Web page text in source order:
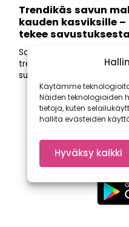
Käytämme
Näiden teknologioiden
tietoja, kuten
hallita evästeiden
Hyväksy kaikki
Trendikäs savun
kauden kasviksille –
tekee
Savu on ollut jo jonkin aikaa
trendimaku maailmalla,
suomalaiset olemme